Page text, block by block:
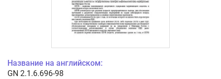
Название на английском:
GN 2.1.6.696-98